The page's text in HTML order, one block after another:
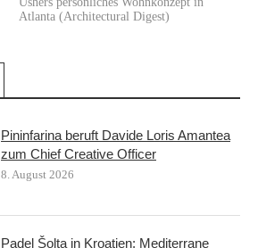
Atlanta (Architectural Digest)
Pininfarina beruft Davide Loris Amantea
zum Chief Creative Officer
8. August 2026
Padel Šolta in Kroatien: Mediterrane